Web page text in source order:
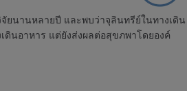
ยนานหลายปี และพบว่าจุลินทรีย์ในทางเดิน
ดินอาหาร แต่ยังส่งผลต่อสุขภพาโดยองค์